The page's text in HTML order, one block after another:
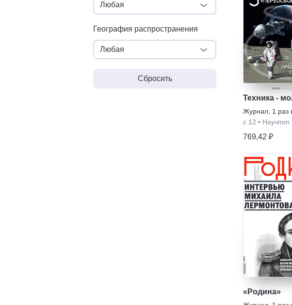
Любая
География распространения
Любая
Сбросить
Техника -
Журнал, 1 раз
с 12 • Научпоп
769,42 ₽
«Родина»